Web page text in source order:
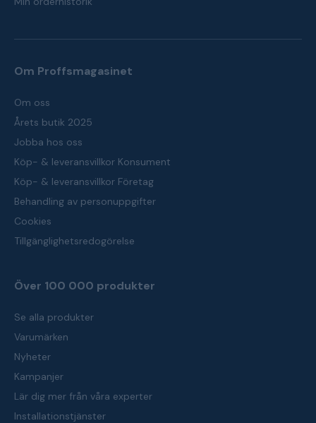
Om Proffsmagasinet
Om oss
Årets butik 2025
Jobba hos oss
Köp- & leveransvillkor Konsument
Köp- & leveransvillkor Företag
Behandling av personuppgifter
Cookies
Tillgänglighetsredogörelse
Över 100 000 produkter
Se alla produkter
Varumärken
Nyheter
Kampanjer
Lär dig mer från våra experter
Installationstjänster